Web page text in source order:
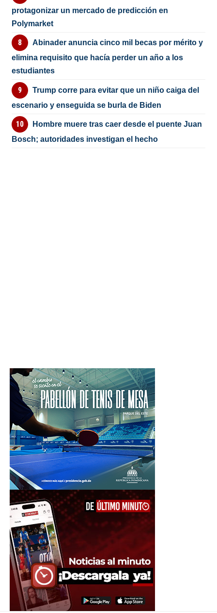
protagonizar un mercado de predicción en
Polymarket
Abinader anuncia cinco mil becas por mérito y
elimina requisito que hacía perder un año a los
estudiantes
Trump corre para evitar que un niño caiga del
escenario y enseguida se burla de Biden
Hombre muere tras caer desde el puente Juan
Bosch; autoridades investigan el hecho